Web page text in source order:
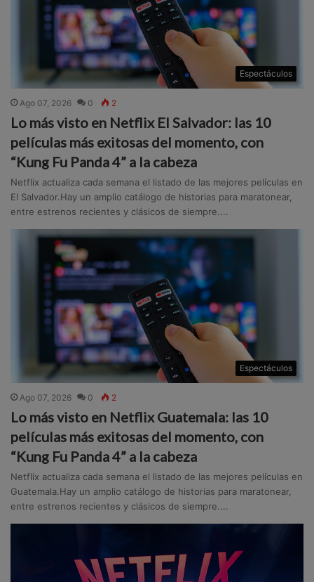
Espectáculos
Ago 07, 2026 0 2
Lo más visto en Netflix El Salvador: las 10
películas más exitosas del momento, con
“Kung Fu Panda 4” a la cabeza
Netflix actualiza cada semana el listado de las mejores películas en
El Salvador.Hay un amplio catálogo de historias para maratonear,
entre estrenos recientes y clásicos de siempre....
Espectáculos
Ago 07, 2026 0 2
Lo más visto en Netflix Guatemala: las 10
películas más exitosas del momento, con
“Kung Fu Panda 4” a la cabeza
Netflix actualiza cada semana el listado de las mejores películas en
Guatemala.Hay un amplio catálogo de historias para maratonear,
entre estrenos recientes y clásicos de siempre....